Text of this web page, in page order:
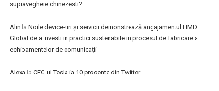
supraveghere chinezesti?
Alin la Noile device-uri și servicii demonstrează angajamentul HMD
Global de a investi în practici sustenabile în procesul de fabricare a
echipamentelor de comunicații
Alexa la CEO-ul Tesla ia 10 procente din Twitter